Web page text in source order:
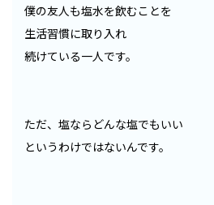
僕の友人も塩水を飲むことを
生活習慣に取り入れ
続けている一人です。
ただ、塩ならどんな塩でもいい
というわけではないんです。